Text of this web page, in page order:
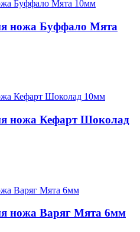
ножа Буффало Мята
ножа Кефарт Шоколад
ножа Варяг Мята 6мм